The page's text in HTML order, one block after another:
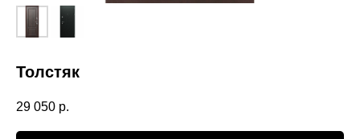
Толстяк
29 050 р.